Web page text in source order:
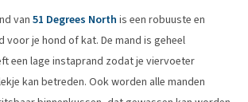
van 51 Degrees North is een robuuste en
voor je hond of kat. De mand is geheel
een lage instaprand zodat je viervoeter
kan betreden. Ook worden alle manden